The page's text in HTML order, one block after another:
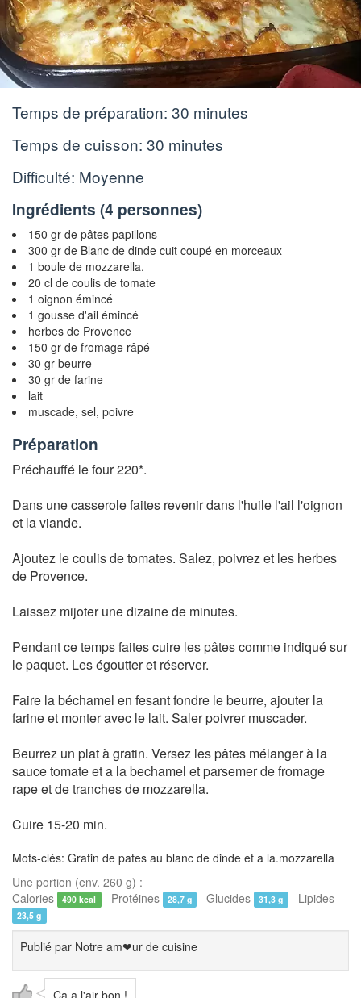
Temps de préparation: 30 minutes
Temps de cuisson: 30 minutes
Difficulté: Moyenne
Ingrédients (4 personnes)
150 gr de pâtes papillons
300 gr de Blanc de dinde cuit coupé en morceaux
1 boule de mozzarella.
20 cl de coulis de tomate
1 oignon émincé
1 gousse d'ail émincé
herbes de Provence
150 gr de fromage râpé
30 gr beurre
30 gr de farine
lait
muscade, sel, poivre
Préparation
Préchauffé le four 220*.
Dans une casserole faites revenir dans l'huile l'ail l'oignon
et la viande.
Ajoutez le coulis de tomates. Salez, poivrez et les herbes
de Provence.
Laissez mijoter une dizaine de minutes.
Pendant ce temps faites cuire les pâtes comme indiqué sur
le paquet. Les égoutter et réserver.
Faire la béchamel en fesant fondre le beurre, ajouter la
farine et monter avec le lait. Saler poivrer muscader.
Beurrez un plat à gratin. Versez les pâtes mélanger à la
sauce tomate et a la bechamel et parsemer de fromage
rape et de tranches de mozzarella.
Cuire 15-20 min.
Mots-clés: Gratin de pates au blanc de dinde et a la.mozzarella
Une portion (env. 260 g) :
Calories
490 kcal Protéines 28,7 g Glucides 31,3 g Lipides
23,5 g
Publié par Notre am❤ur de cuisine